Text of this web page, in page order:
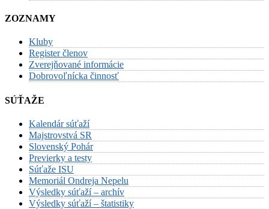
ZOZNAMY
Kluby
Register členov
Zverejňované informácie
Dobrovoľnícka činnosť
SÚŤAŽE
Kalendár súťaží
Majstrovstvá SR
Slovenský Pohár
Previerky a testy
Súťaže ISU
Memoriál Ondreja Nepelu
Výsledky súťaží – archív
Výsledky súťaží – štatistiky